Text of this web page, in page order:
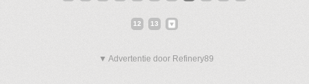
12 13
▼ Advertentie door Refinery89